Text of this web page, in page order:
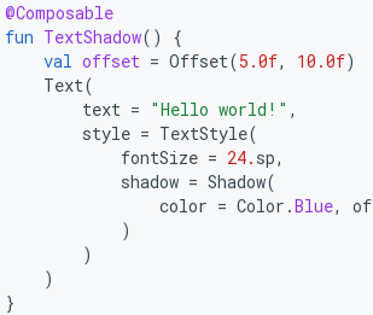
@Composable
fun TextShadow()
{
val offset = Offset(5.0f, 10.0f)
Text(
text = "Hello world!" ,
style = TextStyle(
fontSize = 24. sp,
shadow = Shadow(
color = Color .Blue,
)
)
)
}